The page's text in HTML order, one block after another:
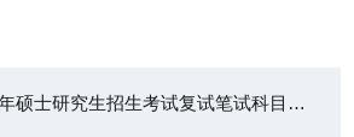
河北工业大学2026年硕士研究生招生考试复试笔试科目考试大纲